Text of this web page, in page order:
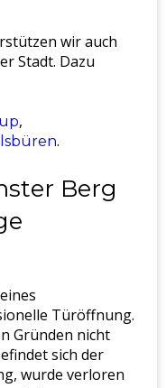
wir auch
Stadt. Dazu
,
.
Berg
Türöffnung.
Gründen nicht
sich der
wurde verloren